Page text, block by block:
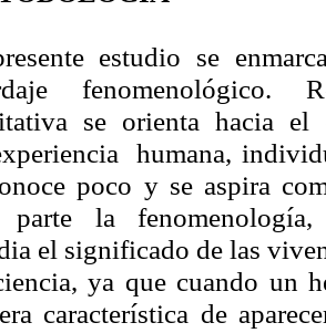
estudio se
fenomenológico.
se orienta hacia el
humana,
poco y se aspira
parte la fenomenología,
el significado de las
ya que cuando un
característica de